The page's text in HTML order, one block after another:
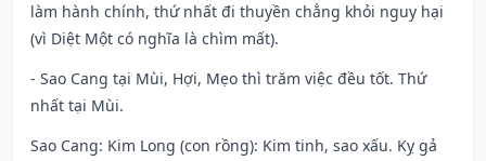
làm hành chính, thứ nhất đi thuyền chẳng khỏi nguy hại
(vì Diệt Một có nghĩa là chìm mất).
- Sao Cang tại Mùi, Hợi, Mẹo thì trăm việc đều tốt. Thứ
nhất tại Mùi.
Sao Cang: Kim Long (con rồng): Kim tinh, sao xấu. Kỵ gả